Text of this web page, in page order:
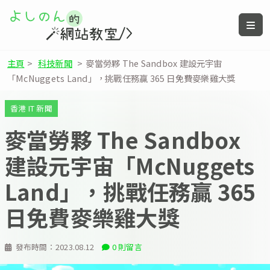
主頁 > 科技新聞 > 麥當勞夥 The Sandbox 建設元宇宙
「McNuggets Land」，挑戰任務贏 365 日免費麥樂雞大獎
發布時間： 2023.08.12 0 則留言
香港 IT 新聞
麥當勞夥 The Sandbox
建設元宇宙「McNuggets
Land」，挑戰任務贏 365
日免費麥樂雞大獎